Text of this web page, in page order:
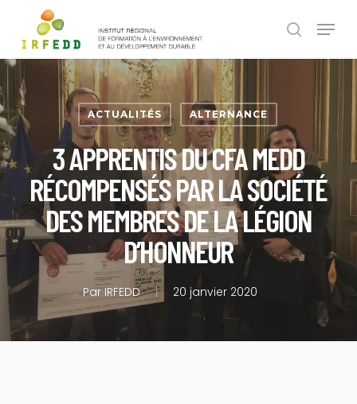
main
content
search
Menu
ACTUALITÉS ALTERNANCE
3 APPRENTIS DU CFA MEDD
RÉCOMPENSÉS PAR LA SOCIÉTÉ
DES MEMBRES DE LA LÉGION
D’HONNEUR
Par IRFEDD 20 janvier 2020
Panneau de gestion des cookies